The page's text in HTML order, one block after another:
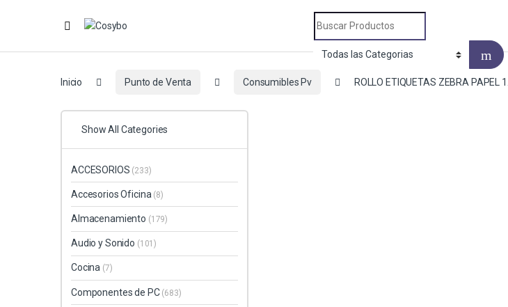
Search for:
Inicio Punto de Venta Consumibles Pv ROLLO ETIQUETAS ZEBRA PAPEL
Show All Categories
ACCESORIOS (233)
Accesorios Oficina (8)
Almacenamiento (179)
Audio y Sonido (101)
Cocina (7)
Componentes de PC (683)